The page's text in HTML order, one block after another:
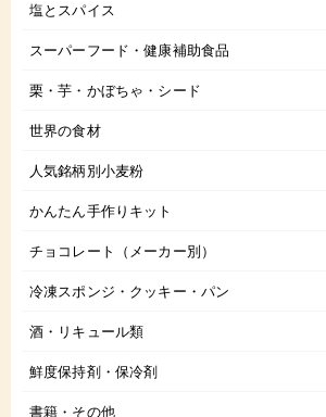
塩とスパイス
スーパーフード・健康補助食品
栗・芋・かぼちゃ・シード
世界の食材
人気銘柄別小麦粉
かんたん手作りキット
チョコレート（メーカー別）
冷凍スポンジ・クッキー・パン
酒・リキュール類
鮮度保持剤・保冷剤
書籍・その他